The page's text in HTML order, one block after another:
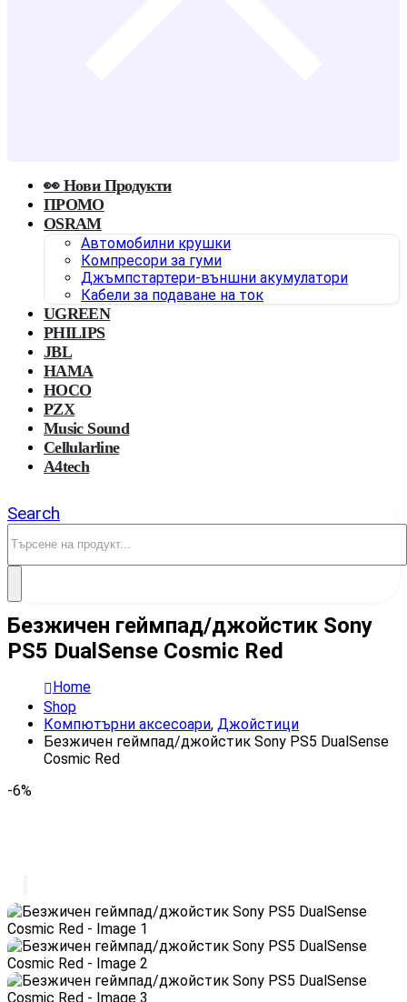
👀 Нови Продукти
ПРОМО
OSRAM
Автомобилни крушки
Компресори за гуми
Джъмпстартери-външни акумулатори
Кабели за подаване на ток
UGREEN
PHILIPS
JBL
HAMA
HOCO
PZX
Music Sound
Cellularline
A4tech
Search
Безжичен геймпад/джойстик Sony
PS5 DualSense Cosmic Red
Home
Shop
Компютърни аксесоари, Джойстици
Безжичен геймпад/джойстик Sony PS5 DualSense
Cosmic Red
-6%